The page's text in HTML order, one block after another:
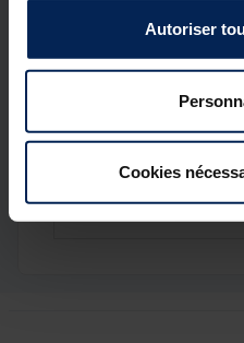
Autoriser
Cookies
Spécifications
Marque